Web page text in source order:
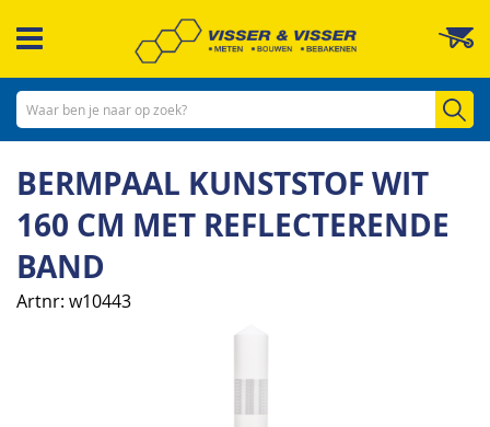
naar
inhoud
BERMPAAL KUNSTSTOF WIT
160 CM MET REFLECTERENDE
BAND
Artnr w10443